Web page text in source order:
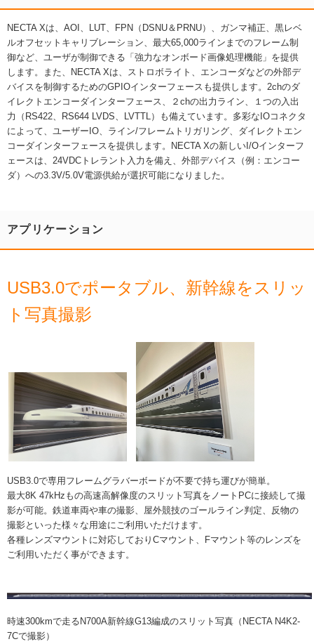
NECTA Xは、AOI、LUT、FPN（DSNU＆PRNU）、ガンマ補正、黒レベ
ルオフセットキャリブレーション、最大65,000ラインまでのフレーム制
御など、ユーザが制御できる「強力なオンボード画像処理機能」を提供
します。また、NECTA Xは、ストロボライト、エンコーダなどの外部デ
バイスを制御するためのGPIOインターフェースも提供します。2chのダ
イレクトエンコーダインターフェース、２chの出力ライン、１つの入出
力（RS422、RS644 LVDS、LVTTL）も備えています。多彩なIOコネクタ
によって、ユーザーIO、ライン/フレームトリガリング、ダイレクトエン
コーダインターフェースを提供します。NECTA Xの新しいI/Oインターフ
ェースは、24VDCトレラント入力を備え、外部デバイス（例：エンコー
ダ）への3.3V/5.0V電源供給が選択可能になりました。
アプリケーション
USB3.0でポータブル、新幹線をスリッ
ト写真撮影
USB3.0で専用フレームグラバーボードが不要で持ち運びが簡単。
最大8K 47kHzもの高速高解像度のスリット写真をノートPCに接続して撮
影が可能。鉄道車両や車の撮影、屋外競技のゴールライン判定、反物の
撮影といった様々な用途にご利用いただけます。
各種レンズマウントに対応しておりCマウント、Fマウント等のレンズを
ご利用いただく事ができます。
時速300kmで走るN700A新幹線G13編成のスリット写真（NECTA N4K2-
7Cで撮影）